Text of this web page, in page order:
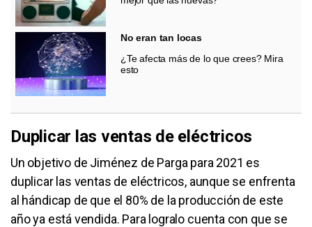
No eran tan locas
¿Te afecta más de lo que crees? Mira
esto
Duplicar las ventas de eléctricos
Un objetivo de Jiménez de Parga para 2021 es
duplicar las ventas de eléctricos, aunque se enfrenta
al hándicap de que el 80% de la producción de este
año ya está vendida. Para logralo cuenta con que se